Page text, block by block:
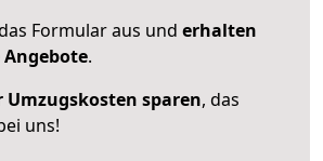
Formular aus und erhalten
Angebote.
Umzugskosten sparen, das
uns!